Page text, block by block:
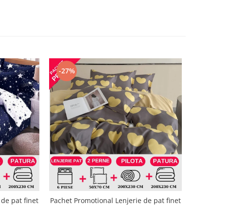
pat finet
-27%
Pachet Promotional Lenjerie de pat finet